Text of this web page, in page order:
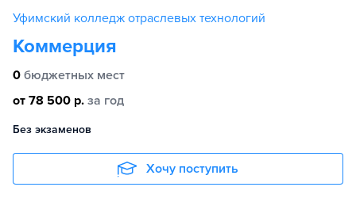
Уфимский колледж отраслевых технологий
Коммерция
0 бюджетных мест
от 78 500 р. за год
Без экзаменов
Хочу поступить